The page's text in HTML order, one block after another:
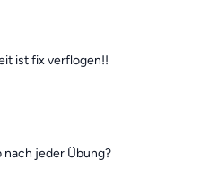
ist fix verflogen!!
jeder Übung?